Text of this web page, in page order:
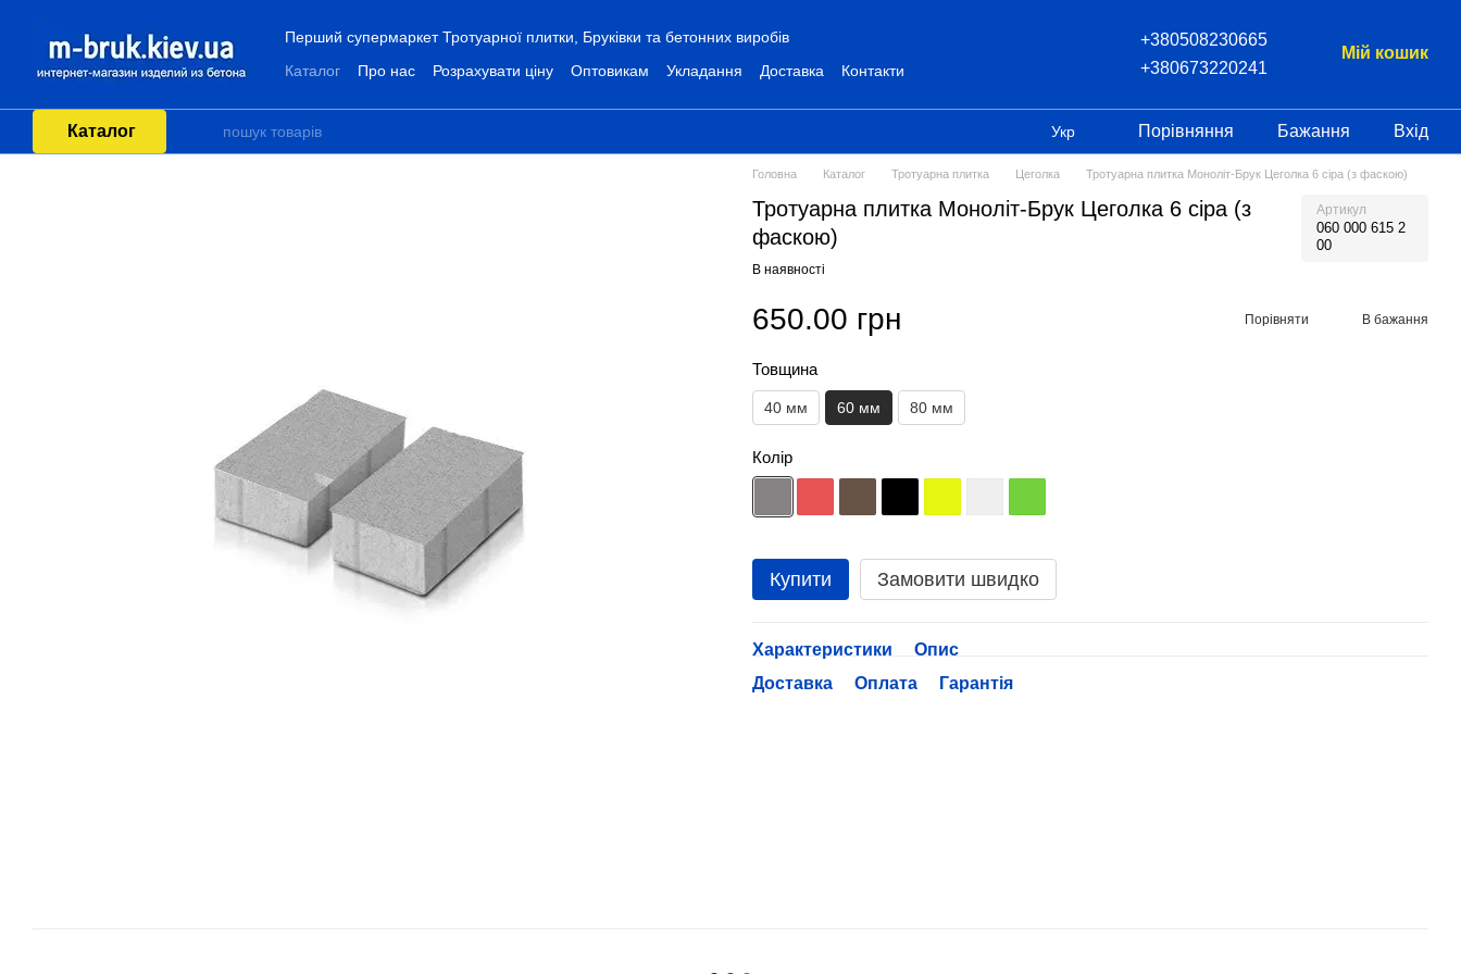
Перший супермаркет Тротуарної плитки, Бруківки та бетонних виробів
Каталог
Про нас Розрахувати ціну Оптовикам Укладання Доставка Контакти
+380508230665
+380673220241
Мій кошик
Каталог Укр Порівняння Бажання Вхід
Головна Каталог Тротуарна плитка Цеголка Тротуарна плитка Моноліт-Брук Цеголка 6 сіра (з фаскою)
Тротуарна плитка Моноліт-Брук Цеголка 6 сіра (з
фаскою)
Артикул
060 000 615 2
00
В наявності
650.00 грн Порівняти В бажання
Товщина
40 мм 60 мм 80 мм
Колір
Купити Замовити швидко
Характеристики
Опис
Доставка
Оплата Гарантія